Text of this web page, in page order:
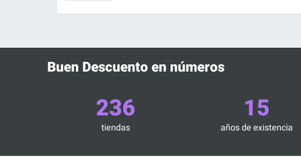
Buen Descuento en números
236
tiendas
15
años de existencia